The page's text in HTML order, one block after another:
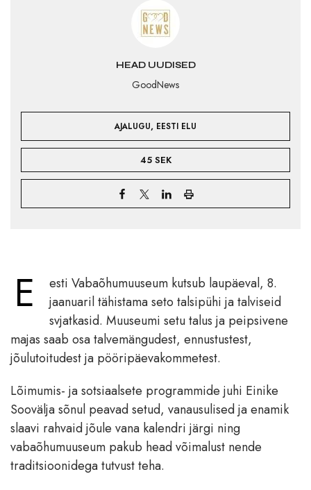
HEAD UUDISED
GoodNews
AJALUGU, EESTI ELU
45 SEK
E
esti Vabaõhumuuseum kutsub laupäeval, 8.
jaanuaril tähistama seto talsipühi ja talviseid
svjatkasid. Muuseumi setu talus ja peipsivene
majas saab osa talvemängudest, ennustustest,
jõulutoitudest ja pööripäevakommetest.
Lõimumis- ja sotsiaalsete programmide juhi Einike
Soovälja sõnul peavad setud, vanausulised ja enamik
slaavi rahvaid jõule vana kalendri järgi ning
vabaõhumuuseum pakub head võimalust nende
traditsioonidega tutvust teha.